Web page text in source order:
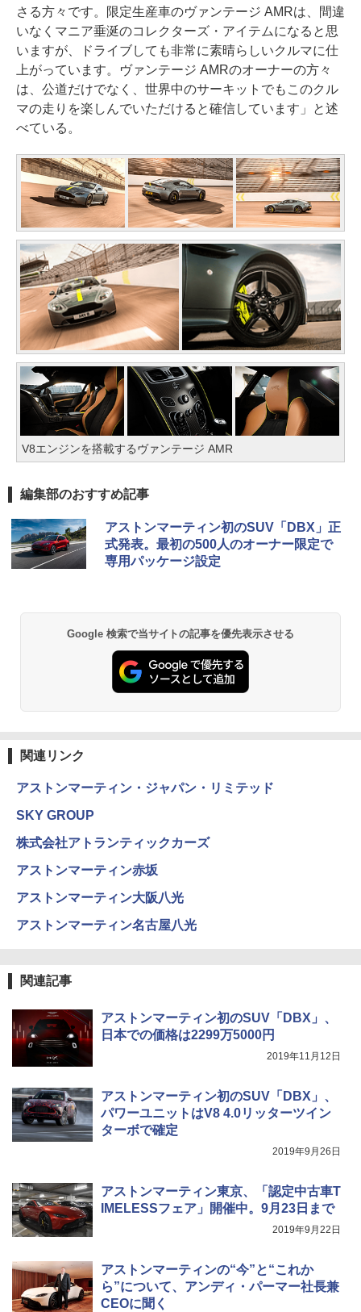
さる方々です。限定生産車のヴァンテージ AMRは、間違
いなくマニア垂涎のコレクターズ・アイテムになると思
いますが、ドライブしても非常に素晴らしいクルマに仕
上がっています。ヴァンテージ AMRのオーナーの方々
は、公道だけでなく、世界中のサーキットでもこのクル
マの走りを楽しんでいただけると確信しています」と述
べている。
V8エンジンを搭載するヴァンテージ AMR
編集部のおすすめ記事
アストンマーティン初のSUV「DBX」正
式発表。最初の500人のオーナー限定で
専用パッケージ設定
Google 検索で当サイトの記事を優先表示させる
関連リンク
アストンマーティン・ジャパン・リミテッド
SKY GROUP
株式会社アトランティックカーズ
アストンマーティン赤坂
アストンマーティン大阪八光
アストンマーティン名古屋八光
関連記事
アストンマーティン初のSUV「DBX」、
日本での価格は2299万5000円
2019年11月12日
アストンマーティン初のSUV「DBX」、
パワーユニットはV8 4.0リッターツイン
ターボで確定
2019年9月26日
アストンマーティン東京、「認定中古車T
IMELESSフェア」開催中。9月23日まで
2019年9月22日
アストンマーティンの“今”と“これか
ら”について、アンディ・パーマー社長兼
CEOに聞く